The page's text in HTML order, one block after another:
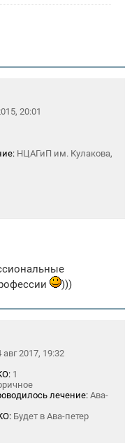
20:01
НЦАГиП им. Кулакова,
)))
авг 2017, 19:32
1
лечение: Ава-
Будет в Ава-петер